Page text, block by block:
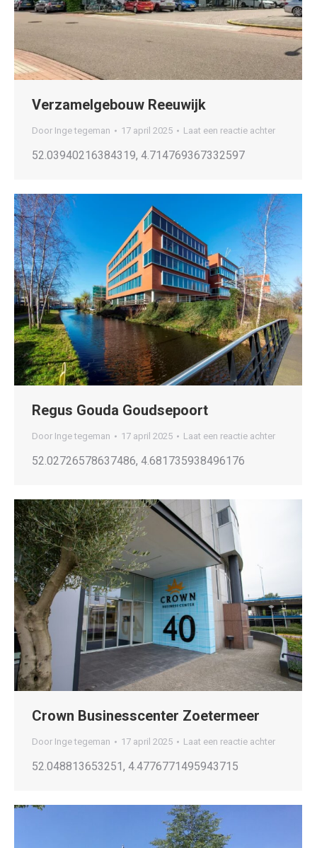
Verzamelgebouw Reeuwijk
Door Inge tegeman 17 april 2025 Laat een reactie achter
52.03940216384319, 4.714769367332597
Regus Gouda Goudsepoort
Door Inge tegeman 17 april 2025 Laat een reactie achter
52.02726578637486, 4.681735938496176
Crown Businesscenter Zoetermeer
Door Inge tegeman 17 april 2025 Laat een reactie achter
52.048813653251, 4.4776771495943715